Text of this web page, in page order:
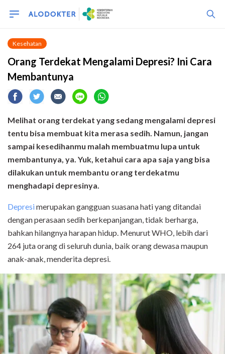
Kesehatan
Orang Terdekat Mengalami Depresi? Ini Cara
Membantunya
Melihat orang terdekat yang sedang mengalami depresi
tentu bisa membuat kita merasa sedih. Namun, jangan
sampai kesedihanmu malah membuatmu lupa untuk
membantunya, ya. Yuk, ketahui cara apa saja yang bisa
dilakukan untuk membantu orang terdekatmu
menghadapi depresinya.
Depresimerupakan gangguan suasana hati yang ditandai
dengan perasaan sedih berkepanjangan, tidak berharga,
bahkan hilangnya harapan hidup. Menurut WHO, lebih dari
264 juta orang di seluruh dunia, baik orang dewasa maupun
anak-anak, menderita depresi.